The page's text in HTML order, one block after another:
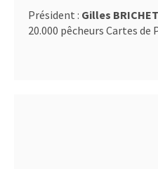
Président : Gilles BRICHET
20.000 pêcheurs Cartes de